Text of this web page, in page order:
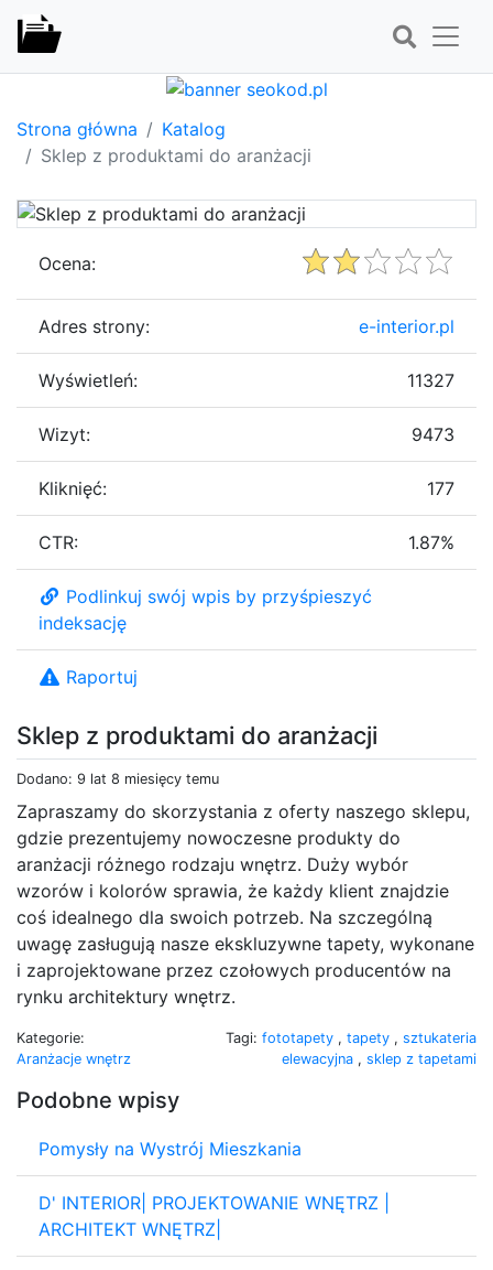
Strona główna
Katalog
Sklep z produktami do aranżacji
Sklep z produktami do aranżacji
Dodano: 9 lat 8 miesięcy temu
Zapraszamy do skorzystania z oferty naszego sklepu,
gdzie prezentujemy nowoczesne produkty do
aranżacji różnego rodzaju wnętrz. Duży wybór
wzorów i kolorów sprawia, że każdy klient znajdzie
coś idealnego dla swoich potrzeb. Na szczególną
uwagę zasługują nasze ekskluzywne tapety, wykonane
i zaprojektowane przez czołowych producentów na
rynku architektury wnętrz.
Kategorie:
Aranżacje wnętrz
Tagi: fototapety , tapety , sztukateria
elewacyjna , sklep z tapetami
Podobne wpisy
Pomysły na Wystrój Mieszkania
D' INTERIOR| PROJEKTOWANIE WNĘTRZ |
ARCHITEKT WNĘTRZ|
Ocena:
Adres strony: e-interior.pl
Wyświetleń: 11327
Wizyt: 9473
Kliknięć: 177
CTR: 1.87%
Podlinkuj swój wpis by przyśpieszyć
indeksację
Raportuj